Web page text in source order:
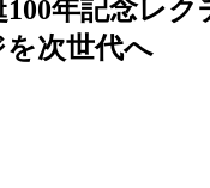
年記念レ
次世代へ